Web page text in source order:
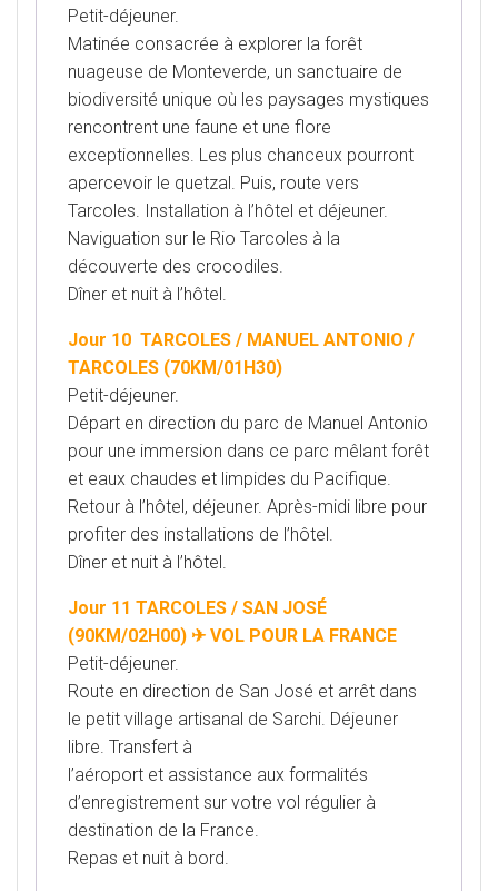
Petit-déjeuner.
Matinée consacrée à explorer la forêt
nuageuse de Monteverde, un sanctuaire de
biodiversité unique où les paysages mystiques
rencontrent une faune et une flore
exceptionnelles. Les plus chanceux pourront
apercevoir le quetzal. Puis, route vers
Tarcoles. Installation à l’hôtel et déjeuner.
Naviguation sur le Rio Tarcoles à la
découverte des crocodiles.
Dîner et nuit à l’hôtel.
Jour 10 TARCOLES / MANUEL ANTONIO /
TARCOLES (70KM/01H30)
Petit-déjeuner.
Départ en direction du parc de Manuel Antonio
pour une immersion dans ce parc mêlant forêt
et eaux chaudes et limpides du Pacifique.
Retour à l’hôtel, déjeuner. Après-midi libre pour
profiter des installations de l’hôtel.
Dîner et nuit à l’hôtel.
Jour 11 TARCOLES / SAN JOSÉ
(90KM/02H00) ✈ VOL POUR LA FRANCE
Petit-déjeuner.
Route en direction de San José et arrêt dans
le petit village artisanal de Sarchi. Déjeuner
libre. Transfert à
l’aéroport et assistance aux formalités
d’enregistrement sur votre vol régulier à
destination de la France.
Repas et nuit à bord.